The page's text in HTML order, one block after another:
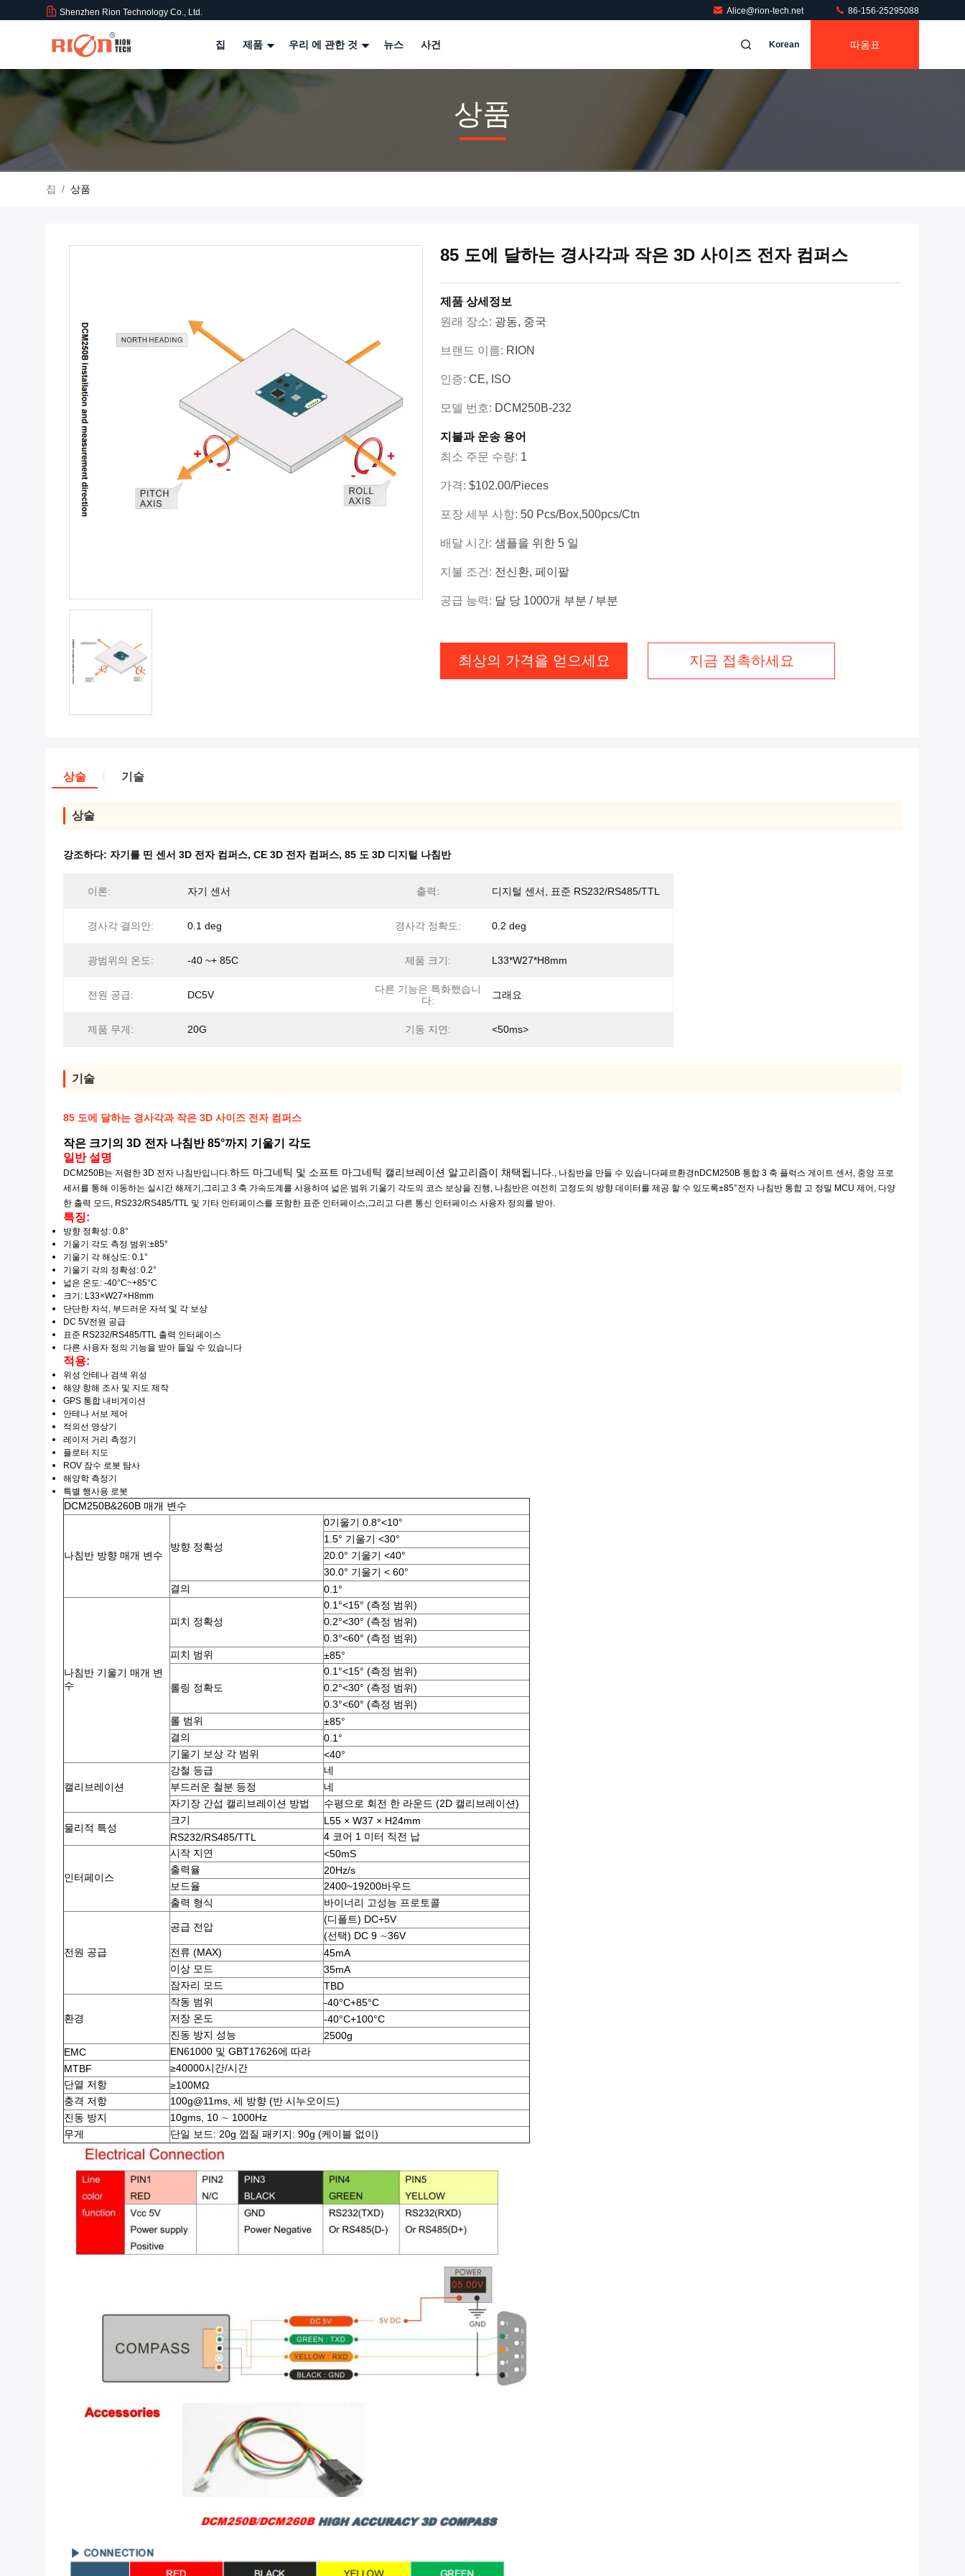
Shenzhen Rion Technology Co., Ltd. Alice@rion-tech.net 86-156-25295088
집 제품 우리 에 관한 것 뉴스 사건 Korean 따옴표
상품
집 / 상품
85 도에 달하는 경사각과 작은 3D 사이즈 전자 컴퍼스
제품 상세정보
원래 장소: 광동, 중국
브랜드 이름: RION
인증: CE, ISO
모델 번호: DCM250B-232
지불과 운송 용어
최소 주문 수량: 1
가격: $102.00/Pieces
포장 세부 사항: 50 Pcs/box,500pcs/ctn
배달 시간: 샘플을 위한 5 일
지불 조건: 전신환, 페이팔
공급 능력: 달 당 1000개 부분 / 부분
최상의 가격을 얻으세요 지금 접촉하세요
상술 기술
상술
강조하다: 자기를 띤 센서 3D 전자 컴퍼스, CE 3D 전자 컴퍼스, 85 도 3D 디지털 나침반
이론: 자기 센서 출력: 디지털 센서, 표준 RS232/RS485/TTL
경사각 결의안: 0.1 deg 경사각 정확도: 0.2 deg
광범위의 온도: -40 ~+ 85C 제품 크기: L33*W27*H8mm
전원 공급: DC5V
다른 기능은 특화했습니
다:
그래요
제품 무게: 20G 기동 지연: <50ms>
기술
85 도에 달하는 경사각과 작은 3D 사이즈 전자 컴퍼스
작은 크기의 3D 전자 나침반 85°까지 기울기 각도
일반 설명
DCM250B는 저렴한 3D 전자 나침반입니다.하드 마그네틱 및 소프트 마그네틱 캘리브레이션 알고리즘이 채택됩니다. , 나침반을 만들 수 있습니다페르환경n DCM250B 통합 3 축 플럭스 게이트 센서, 중앙 프로
세서를 통해 이동하는 실시간 해제기,그리고 3 축 가속도계를 사용하여 넓은 범위 기울기 각도의 코스 보상을 진행, 나침반은 여전히 고정도의 방향 데이터를 제공 할 수 있도록±85°전자 나침반 통합 고 정밀 MCU 제어, 다양
한 출력 모드, RS232/RS485/TTL 및 기타 인터페이스를 포함한 표준 인터페이스,그리고 다른 통신 인터페이스 사용자 정의를 받아.
특징:
방향 정확성: 0.8°
기울기 각도 측정 범위:±85°
기울기 각 해상도: 0.1°
기울기 각의 정확성: 0.2°
넓은 온도: -40°C~+85°C
크기: L33×W27×H8mm
단단한 자석, 부드러운 자석 및 각 보상
DC 5V전원 공급
표준 RS232/RS485/TTL 출력 인터페이스
다른 사용자 정의 기능을 받아 들일 수 있습니다
적용:
위성 안테나 검색 위성
해양 항해 조사 및 지도 제작
GPS 통합 내비게이션
안테나 서보 제어
적외선 영상기
레이저 거리 측정기
플로터 지도
ROV 잠수 로봇 탐사
해양학 측정기
특별 행사용 로봇
DCM250B&260B 매개 변수
나침반 방향 매개 변수
방향 정확성
0기울기 0.8°<10°
1.5° 기울기 <30°
20.0° 기울기 <40°
30.0° 기울기 < 60°
결의
0.1°
나침반 기울기 매개 변
수
피치 정확성
0.1°<15° (측정 범위)
0.2°<30° (측정 범위)
0.3°<60° (측정 범위)
피치 범위
±85°
롤링 정확도
0.1°<15° (측정 범위)
0.2°<30° (측정 범위)
0.3°<60° (측정 범위)
롤 범위
±85°
결의
0.1°
기울기 보상 각 범위
<40°
캘리브레이션
강철 등급
네
부드러운 철분 등정
네
자기장 간섭 캘리브레이션 방법
수평으로 회전 한 라운드 (2D 캘리브레이션)
물리적 특성
크기
L55 × W37 × H24mm
RS232/RS485/TTL
4 코어 1 미터 직전 납
인터페이스
시작 지연
<50mS
출력율
20Hz/s
보드율
2400~19200바우드
출력 형식
바이너리 고성능 프로토콜
전원 공급
공급 전압
(디폴트) DC+5V
(선택) DC 9 ∼36V
전류 (MAX)
45mA
이상 모드
35mA
잠자리 모드
TBD
환경
작동 범위
-40°C+85°C
저장 온도
-40°C+100°C
진동 방지 성능
2500g
EMC
EN61000 및 GBT17626에 따라
MTBF
≥40000시간/시간
단열 저항
≥100MΩ
충격 저항
100g@11ms, 세 방향 (반 시누오이드)
진동 방지
10gms, 10 ∼ 1000Hz
무게
단일 보드: 20g 껍질 패키지: 90g (케이블 없이)